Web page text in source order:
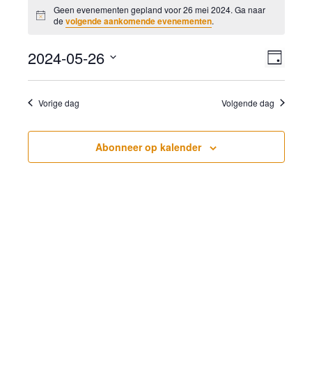
in
mei
2024
Bericht
Geen evenementen gepland voor 26 mei 2024. Ga naar
de volgende aankomende evenementen.
Dag
2024-05-26
Selecteer
eenVorige dag Volgende dag
Abonneer op kalender